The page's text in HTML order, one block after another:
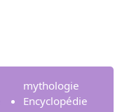
mythologie
Encyclopédie